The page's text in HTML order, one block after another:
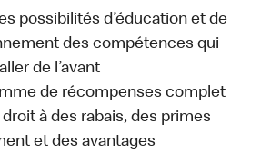
possibilités d’éducation et de
des compétences qui
de l’avant
de récompenses complet
à des rabais, des primes
et des avantages